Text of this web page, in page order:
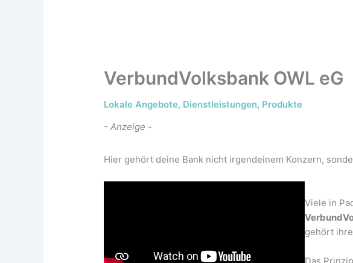
VerbundVolksbank OWL eG
Lokale Angebote, Dienstleistungen, Produkte
- Anzeige -
Hier gehört deine Bank nicht irgendeinem Konzern,
Viele in
gehört